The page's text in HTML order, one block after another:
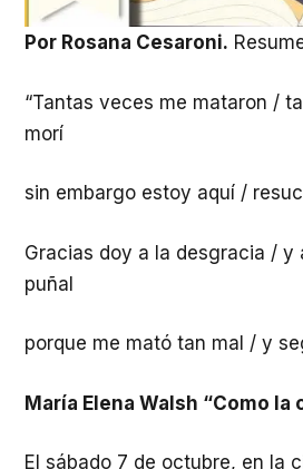
Por Rosana Cesaroni.
“Tantas veces me mataron /
morí
sin embargo estoy aquí /
Gracias doy a la desgracia / y
puñal
porque me mató tan mal / y
María Elena Walsh “Como la
El sábado 7 de octubre, en la